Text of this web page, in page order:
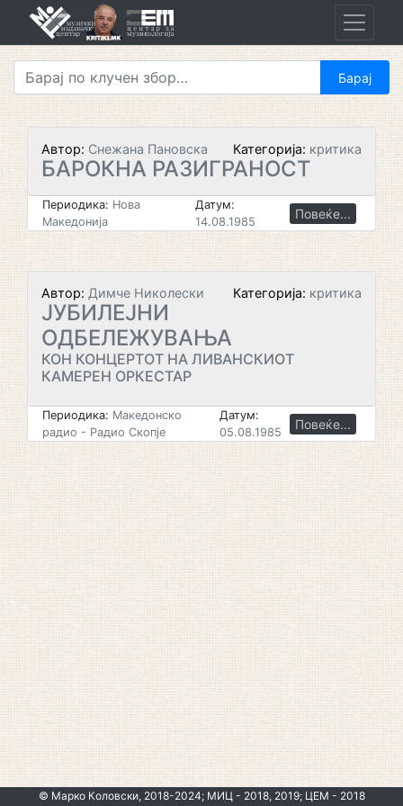
Автор: Снежана Пановска Категорија: критика
БАРОКНА РАЗИГРАНОСТ
Периодика: Нова
Македонија
Датум:
14.08.1985
Повеќе...
Автор: Димче Николески Категорија: критика
ЈУБИЛЕЈНИ
ОДБЕЛЕЖУВАЊА
КОН КОНЦЕРТОТ НА ЛИВАНСКИОТ
КАМЕРЕН ОРКЕСТАР
Периодика: Македонско
радио - Радио Скопје
Датум:
05.08.1985
Повеќе...
© Марко Коловски, 2018-2024; МИЦ - 2018, 2019; ЦЕМ - 2018